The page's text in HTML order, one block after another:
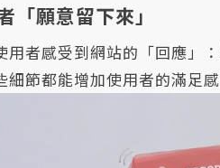
「願意留下來」
用者感受到網站的「回應」
節都能增加使用者的滿足